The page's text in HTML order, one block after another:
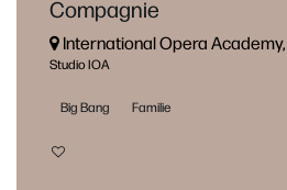
Compagnie
International Opera
Studio IOA
Big Bang Familie